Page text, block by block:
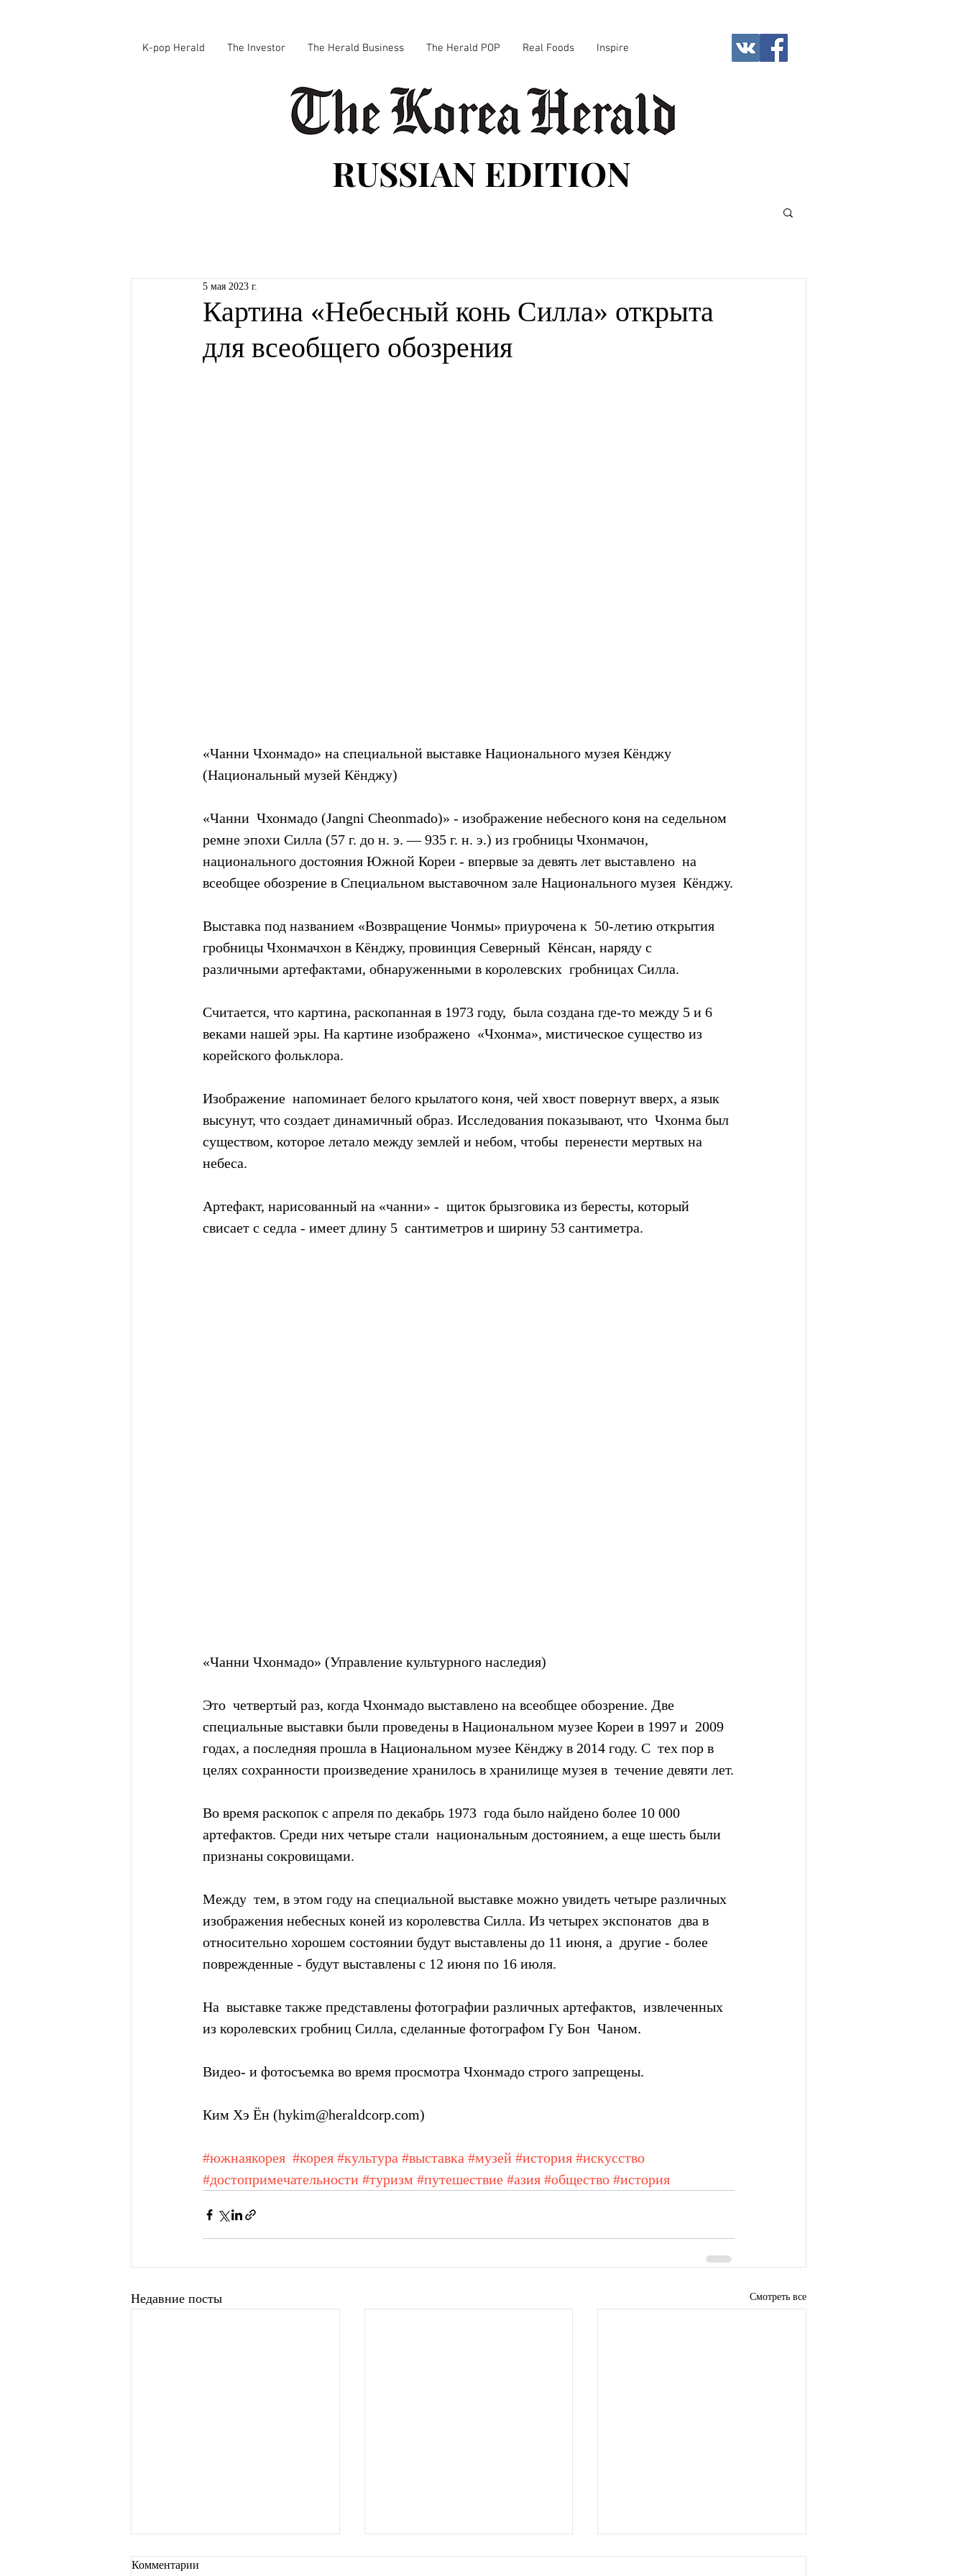
K-pop Herald The Investor The Herald Business The Herald POP Real Foods Inspire
RUSSIAN EDITION
Картина «Небесный конь Силла» открыта
для всеобщего обозрения
5 мая 2023 г.
«Чанни Чхонмадо» на специальной выставке Национального музея Кёнджу
(Национальный музей Кёнджу)
«Чанни  Чхонмадо (Jangni Cheonmado)» - изображение небесного коня на седельном
ремне эпохи Силла (57 г. до н. э. — 935 г. н. э.) из гробницы Чхонмачон,
национального достояния Южной Кореи - впервые за девять лет выставлено  на
всеобщее обозрение в Специальном выставочном зале Национального музея  Кёнджу.
Выставка под названием «Возвращение Чонмы» приурочена к  50-летию открытия
гробницы Чхонмачхон в Кёнджу, провинция Северный  Кёнсан, наряду с
различными артефактами, обнаруженными в королевских  гробницах Силла.
Считается, что картина, раскопанная в 1973 году,  была создана где-то между 5 и 6
веками нашей эры. На картине изображено  «Чхонма», мистическое существо из
корейского фольклора.
Изображение  напоминает белого крылатого коня, чей хвост повернут вверх, а язык
высунут, что создает динамичный образ. Исследования показывают, что  Чхонма был
существом, которое летало между землей и небом, чтобы  перенести мертвых на
небеса.
Артефакт, нарисованный на «чанни» -  щиток брызговика из бересты, который
свисает с седла - имеет длину 5  сантиметров и ширину 53 сантиметра.
«Чанни Чхонмадо» (Управление культурного наследия)
Это  четвертый раз, когда Чхонмадо выставлено на всеобщее обозрение. Две
специальные выставки были проведены в Национальном музее Кореи в 1997 и  2009
годах, а последняя прошла в Национальном музее Кёнджу в 2014 году. С  тех пор в
целях сохранности произведение хранилось в хранилище музея в  течение девяти лет.
Во время раскопок с апреля по декабрь 1973  года было найдено более 10 000
артефактов. Среди них четыре стали  национальным достоянием, а еще шесть были
признаны сокровищами.
Между  тем, в этом году на специальной выставке можно увидеть четыре различных
изображения небесных коней из королевства Силла. Из четырех экспонатов  два в
относительно хорошем состоянии будут выставлены до 11 июня, а  другие - более
поврежденные - будут выставлены с 12 июня по 16 июля.
На  выставке также представлены фотографии различных артефактов,  извлеченных
из королевских гробниц Силла, сделанные фотографом Гу Бон  Чаном.
Видео- и фотосъемка во время просмотра Чхонмадо строго запрещены.
Ким Хэ Ён (hykim@heraldcorp.com)
#южнаякорея #корея #культура #выставка #музей #история #искусство
#достопримечательности #туризм #путешествие #азия #общество #история
Недавние посты Смотреть все
Комментарии